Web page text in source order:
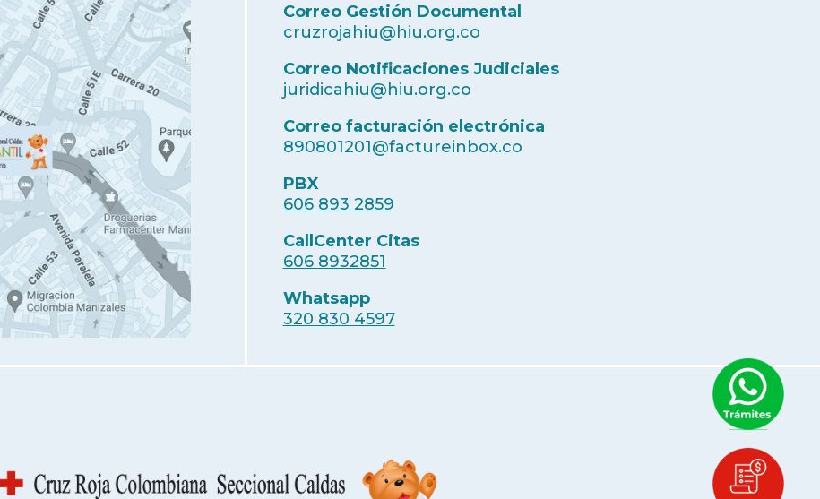
Correo Gestión Documental
cruzrojahiu@hiu.org.co
Correo Notificaciones Judiciales
juridicahiu@hiu.org.co
Correo facturación electrónica
890801201@factureinbox.co
PBX
606 893 2859
CallCenter Citas
606 8932851
Whatsapp
320 830 4597